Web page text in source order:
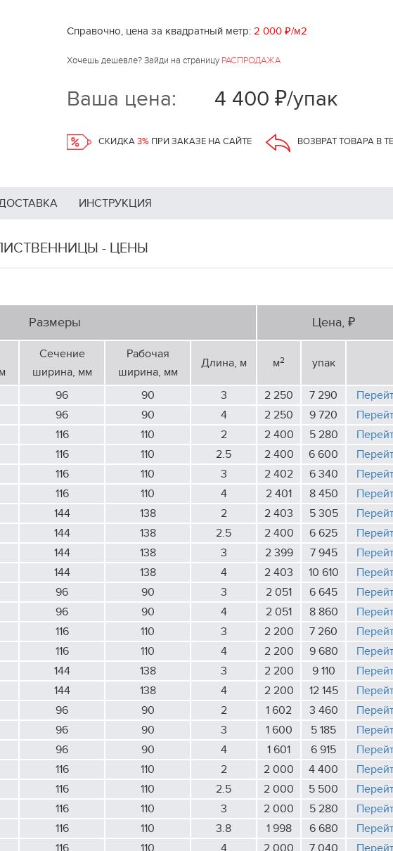
Справочно, цена за квадратный метр: 2 000 ₽/м2
Хочешь дешевле? Зайди на страницу РАСПРОДАЖА
Ваша цена: 4 400 ₽/упак
СКИДКА3% ПРИ ЗАКАЗЕ НА САЙТЕ ВОЗВРАТ ТОВАРА В
ИНСТРУКЦИЯ
- ЦЕНЫ
Размеры Цена, ₽
Сечение
ширина, мм
Рабочая
ширина, мм
Длина, м м2 упак
96 90 3 2 250 7 290
96 90 4 2 250 9 720
116 110 2 2 400 5 280
116 110 2.5 2 400 6 600
116 110 3 2 402 6 340
116 110 4 2 401 8 450
144 138 2 2 403 5 305
144 138 2.5 2 400 6 625
144 138 3 2 399 7 945
144 138 4 2 403 10 610
96 90 3 2 051 6 645
96 90 4 2 051 8 860
116 110 3 2 200 7 260
116 110 4 2 200 9 680
144 138 3 2 200 9 110
144 138 4 2 200 12 145
96 90 2 1 602 3 460
96 90 3 1 600 5 185
96 90 4 1 601 6 915
116 110 2 2 000 4 400
116 110 2.5 2 000 5 500
116 110 3 2 000 5 280
116 110 3.8 1 998 6 680
116 110 4 2 000 7 040